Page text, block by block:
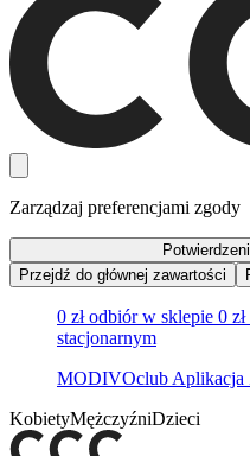
Zarządzaj preferencjami zgody
Przejdź do głównej zawartości
0 zł odbiór w sklepie 0
stacjonarnym
MODIVOclub Aplikacja
KobietyMężczyźniDzieci